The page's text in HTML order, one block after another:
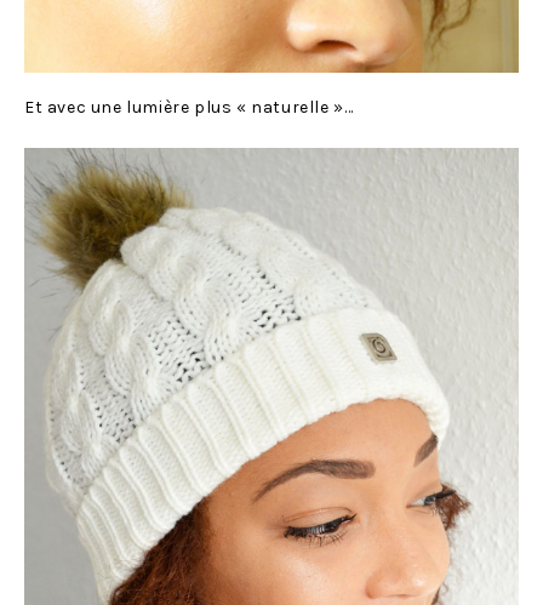
Et avec une lumière plus « naturelle »…